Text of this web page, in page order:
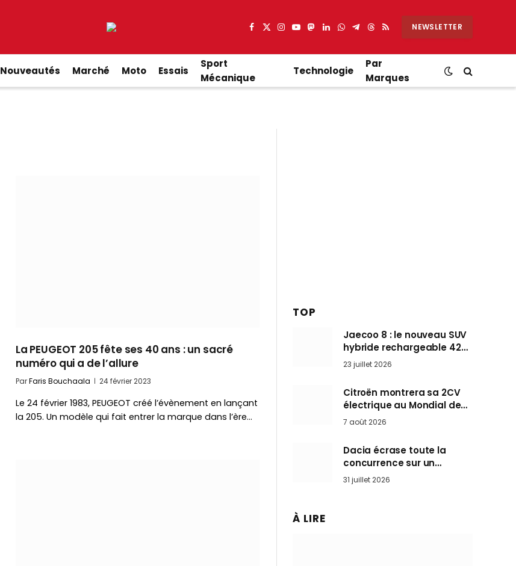
Facebook
X
Instagram
YouTube
Mastodon
LinkedIn
WhatsApp
Partager
Telegram
Threads
RSS NEWSLETTER
Nouveautés Marché Moto Essais
Sport
Mécanique
Technologie
Par
Marques
La PEUGEOT 205 fête ses 40 ans : un sacré
numéro qui a de l’allure
ParFaris Bouchaala 24 février 2023
Le 24 février 1983, PEUGEOT créé l’évènement en lançant
la 205. Un modèle qui fait entrer la marque dans l’ère…
TOP
Jaecoo 8 : le nouveau SUV
hybride rechargeable 428
ch qui vise l’Audi Q7 arrive
en Europe cet automne
23 juillet 2026
Citroën montrera sa 2CV
électrique au Mondial de
Paris pendant que BMW et
7 août 2026
Dacia écrase toute la
concurrence sur un
marché où personne ne
l’attendait
31 juillet 2026
À LIRE